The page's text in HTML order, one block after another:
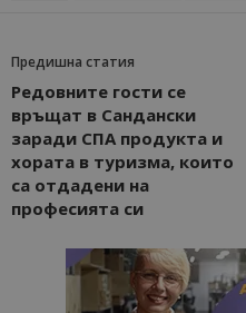
Предишна статия
Редовните гости се
връщат в Сандански
заради СПА продукта и
хората в туризма, които
са отдадени на
професията си